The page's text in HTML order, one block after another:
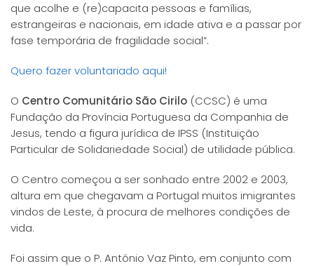
que acolhe e (re)capacita pessoas e famílias,
estrangeiras e nacionais, em idade ativa e a passar por
fase temporária de fragilidade social”.
Quero fazer voluntariado aqui!
O Centro Comunitário São Cirilo (CCSC) é uma
Fundação da Província Portuguesa da Companhia de
Jesus, tendo a figura jurídica de IPSS (Instituição
Particular de Solidariedade Social) de utilidade pública.
O Centro começou a ser sonhado entre 2002 e 2003,
altura em que chegavam a Portugal muitos imigrantes
vindos de Leste, à procura de melhores condições de
vida.
Foi assim que o P. António Vaz Pinto, em conjunto com